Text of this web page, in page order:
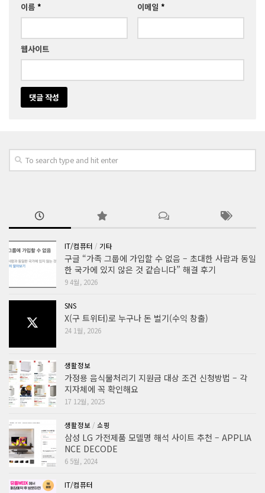
이름 * 이메일 *
웹사이트
IT/컴퓨터 / 기타
구글 “가족 그룹에 가입할 수 없음 – 초대한 사람과 동일
한 국가에 있지 않은 것 같습니다” 해결 후기
9 4월, 2026
SNS
X(구 트위터)로 누구나 돈 벌기(수익 창출)
24 1월, 2026
생활정보
가정용 음식물처리기 지원금 대상 조건 신청방법 – 각
지자체에 꼭 확인해요
17 12월, 2025
생활정보 / 쇼핑
삼성 LG 가전제품 모델명 해석 사이트 추천 – APPLIA
NCE DECODE
6 5월, 2024
IT/컴퓨터